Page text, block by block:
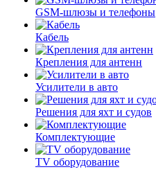
GSM-шлюзы и телефоны
Кабель
Крепления для антенн
Усилители в авто
Решения для яхт и судов
Комплектующие
TV оборудование